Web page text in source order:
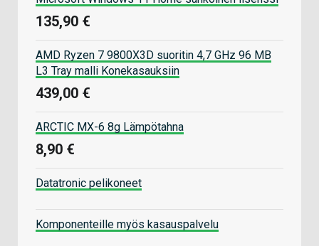
135,90 €
AMD Ryzen 7 9800X3D suoritin 4,7 GHz 96 MB
L3 Tray malli Konekasauksiin
439,00 €
ARCTIC MX-6 8g Lämpötahna
8,90 €
Datatronic pelikoneet
Komponenteille myös kasauspalvelu